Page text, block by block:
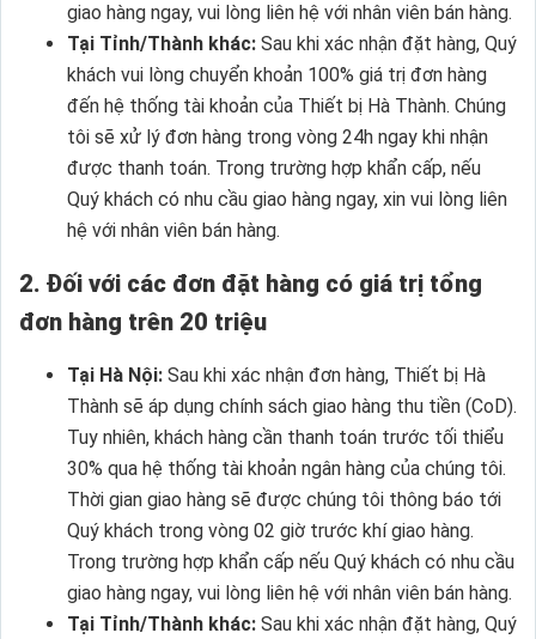
giao hàng ngay, vui lòng liên hệ với nhân viên bán hàng.
Tại Tỉnh/Thành khác: Sau khi xác nhận đặt hàng, Quý
khách vui lòng chuyển khoản 100% giá trị đơn hàng
đến hệ thống tài khoản của Thiết bị Hà Thành. Chúng
tôi sẽ xử lý đơn hàng trong vòng 24h ngay khi nhận
được thanh toán. Trong trường hợp khẩn cấp, nếu
Quý khách có nhu cầu giao hàng ngay, xin vui lòng liên
hệ với nhân viên bán hàng.
2. Đối với các đơn đặt hàng có giá trị tổng
đơn hàng trên 20 triệu
Tại Hà Nội: Sau khi xác nhận đơn hàng, Thiết bị Hà
Thành sẽ áp dụng chính sách giao hàng thu tiền (CoD).
Tuy nhiên, khách hàng cần thanh toán trước tối thiểu
30% qua hệ thống tài khoản ngân hàng của chúng tôi.
Thời gian giao hàng sẽ được chúng tôi thông báo tới
Quý khách trong vòng 02 giờ trước khí giao hàng.
Trong trường hợp khẩn cấp nếu Quý khách có nhu cầu
giao hàng ngay, vui lòng liên hệ với nhân viên bán hàng.
Tại Tỉnh/Thành khác: Sau khi xác nhận đặt hàng, Quý